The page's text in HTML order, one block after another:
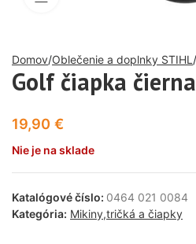
Domov Oblečenie a doplnky STIHL
Golf čiapka čierna
19,90 €
Nie je na sklade
Katalógové číslo: 0464 021 0084
Kategória: Mikiny,tričká a čiapky